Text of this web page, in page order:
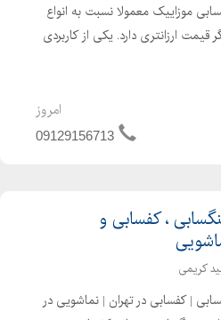
موزاییک معمولا نسبت به انواع
قیمت ارزانتری دارد. یکی از کاربردی
امروز
09129156713
، کفسابی و
کریمی
| کفسابی در تهران | نماشویی در